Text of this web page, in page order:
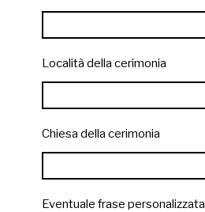
Località della cerimonia
Chiesa della cerimonia
Eventuale frase personalizzata